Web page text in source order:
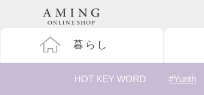
暮らし
HOT KEY WORD #Yunth